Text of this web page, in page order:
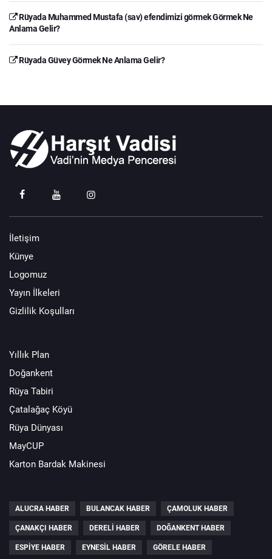
Rüyada Muhammed Mustafa (sav) efendimizi görmek Görmek Ne
Anlama Gelir?
Rüyada Güvey Görmek Ne Anlama Gelir?
İletişim
Künye
Logomuz
Yayın İlkeleri
Gizlilik Koşulları
Yıllık Plan
Doğankent
Rüya Tabiri
Çatalağaç Köyü
Rüya Dünyası
MayCUP
Karton Bardak Makinesi
ALUCRA HABER BULANCAK HABER ÇAMOLUK HABER
ÇANAKÇI HABER DERELI HABER DOĞANKENT HABER
ESPIYE HABER EYNESIL HABER GÖRELE HABER